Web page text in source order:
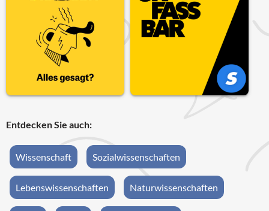
Entdecken Sie auch:
Wissenschaft Sozialwissenschaften
Lebenswissenschaften Naturwissenschaften